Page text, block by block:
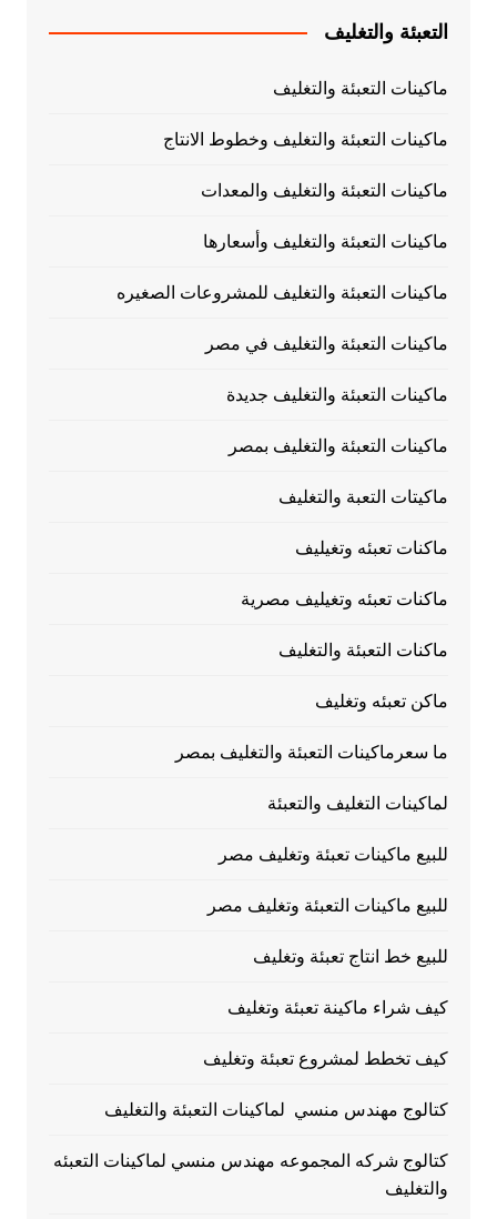
التعبئة والتغليف
ماكينات التعبئة والتغليف
ماكينات التعبئة والتغليف وخطوط الانتاج
ماكينات التعبئة والتغليف والمعدات
ماكينات التعبئة والتغليف وأسعارها
ماكينات التعبئة والتغليف للمشروعات الصغيره
ماكينات التعبئة والتغليف في مصر
ماكينات التعبئة والتغليف جديدة
ماكينات التعبئة والتغليف بمصر
ماكيتات التعبة والتغليف
ماكنات تعبئه وتغيليف
ماكنات تعبئه وتغيليف مصرية
ماكنات التعبئة والتغليف
ماكن تعبئه وتغليف
ما سعرماكينات التعبئة والتغليف بمصر
لماكينات التغليف والتعبئة
للبيع ماكينات تعبئة وتغليف مصر
للبيع ماكينات التعبئة وتغليف مصر
للبيع خط انتاج تعبئة وتغليف
كيف شراء ماكينة تعبئة وتغليف
كيف تخطط لمشروع تعبئة وتغليف
كتالوج مهندس منسي لماكينات التعبئة والتغليف
كتالوج شركه المجموعه مهندس منسي لماكينات التعبئه
والتغليف